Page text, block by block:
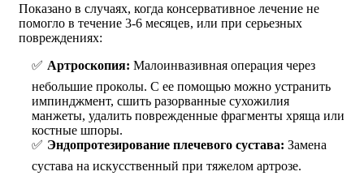
Показано в случаях, когда консервативное лечение не
помогло в течение 3-6 месяцев, или при серьезных
повреждениях:
Артроскопия: Малоинвазивная операция через
небольшие проколы. С ее помощью можно устранить
импинджмент, сшить разорванные сухожилия
манжеты, удалить поврежденные фрагменты хряща или
костные шпоры.
Эндопротезирование плечевого сустава: Замена
сустава на искусственный при тяжелом артрозе.